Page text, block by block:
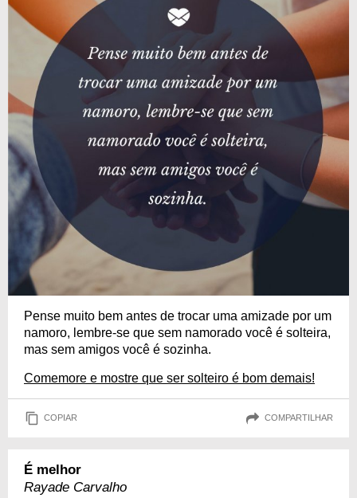
Pense muito bem antes de trocar uma amizade por um
namoro, lembre-se que sem namorado você é solteira,
mas sem amigos você é sozinha.
Comemore e mostre que ser solteiro é bom demais!
COPIAR COMPARTILHAR
É melhor
Rayade Carvalho